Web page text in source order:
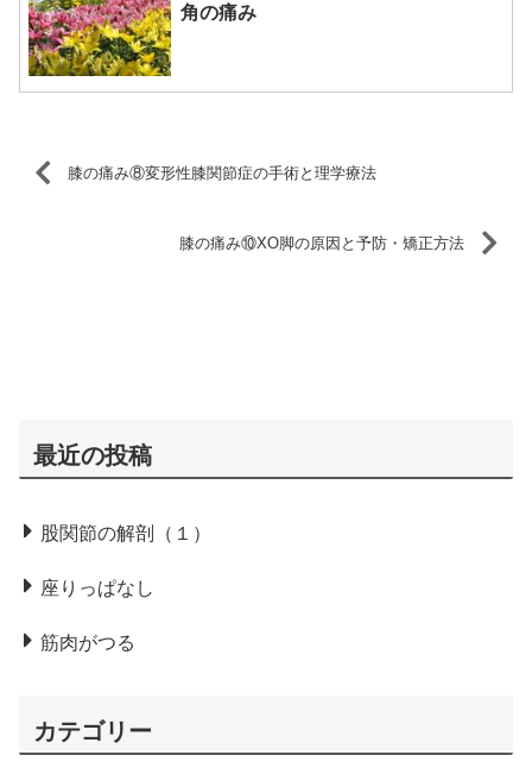
角の痛み
膝の痛み⑧変形性膝関節症の手術と理学療法
膝の痛み⑩XO脚の原因と予防・矯正方法
最近の投稿
股関節の解剖（１）
座りっぱなし
筋肉がつる
カテゴリー